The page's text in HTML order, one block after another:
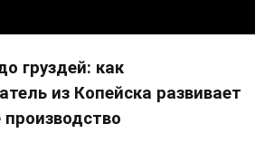
груздей: как
из Копейска развивает
производство